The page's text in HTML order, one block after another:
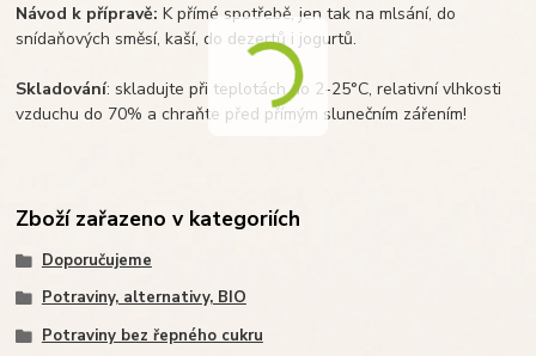
Návod k přípravě:K přímé spotřebě, jen tak na mlsání, do
snídaňových směsí, kaší, do dezertů i jogurtů.
Skladování: skladujte při teplotách do 2-25°C, relativní vlhkosti
vzduchu do 70% a chraňte před přímým slunečním zářením!
Zboží zařazeno v kategoriích
Doporučujeme
Potraviny, alternativy, BIO
Potraviny bez řepného cukru